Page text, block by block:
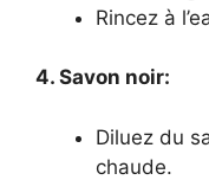
Rincez à
4. Savon noir:
Diluez du
chaude.